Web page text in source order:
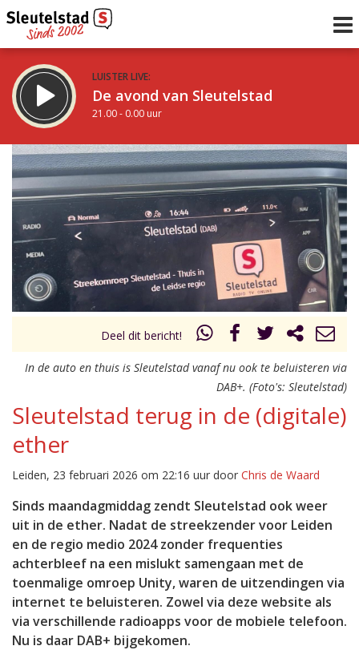
LUISTER LIVE:
De avond van Sleutelstad
21.00 - 0.00 uur
STRAKS:
De nacht van Sleutelstad
0.00 - 6.00 uur
Vorig uur
uur 1 van 0 Volgend uur
Deel dit bericht!
In de auto en thuis is Sleutelstad vanaf nu ook te beluisteren via
DAB+. (Foto's: Sleutelstad)
Sleutelstad terug in de (digitale)
ether
Leiden, 23 februari 2026 om 22:16 uur door Chris de Waard
Sinds maandagmiddag zendt Sleutelstad ook weer
uit in de ether. Nadat de streekzender voor Leiden
en de regio medio 2024 zonder frequenties
achterbleef na een mislukt samengaan met de
toenmalige omroep Unity, waren de uitzendingen via
internet te beluisteren. Zowel via deze website als
via verschillende radioapps voor de mobiele telefoon.
Nu is daar DAB+ bijgekomen.